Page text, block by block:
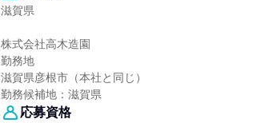
滋賀県
株式会社高木造園
勤務地
滋賀県彦根市（本社と同じ）
勤務候補地：滋賀県
応募資格